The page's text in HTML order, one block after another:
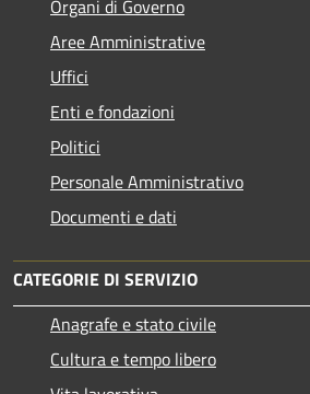
Organi di Governo
Aree Amministrative
Uffici
Enti e fondazioni
Politici
Personale Amministrativo
Documenti e dati
CATEGORIE DI SERVIZIO
Anagrafe e stato civile
Cultura e tempo libero